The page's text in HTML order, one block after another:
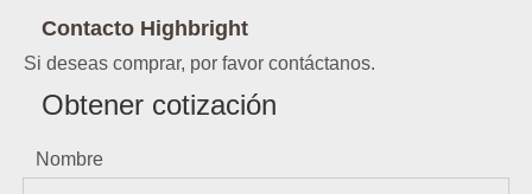
Contacto Highbright
Si deseas comprar, por favor contáctanos.
Obtener cotización
Nombre